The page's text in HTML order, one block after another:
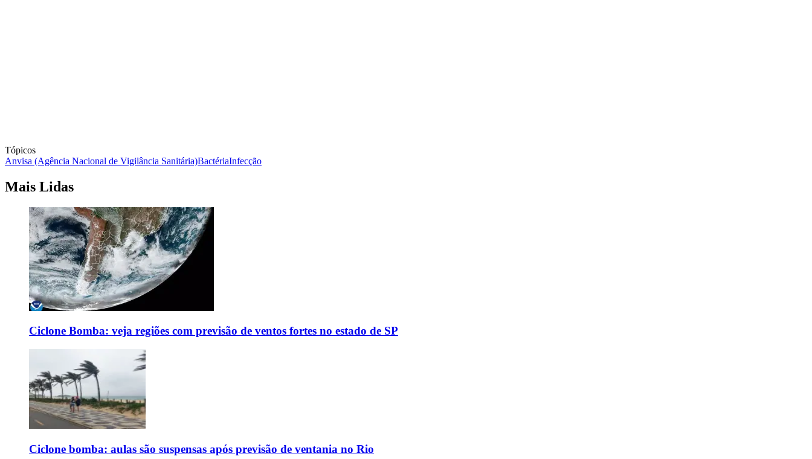
Tópicos
Anvisa (Agência Nacional de Vigilância Sanitária)BactériaInfecção
Mais Lidas
Ciclone Bomba: veja regiões com previsão de ventos fortes no estado de SP
Ciclone bomba: aulas são suspensas após previsão de ventania no Rio